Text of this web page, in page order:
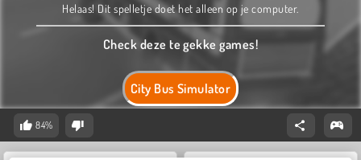
City Bus Simulator
Helaas! Dit spelletje doet het alleen op je computer.
Check deze te gekke games!
84%